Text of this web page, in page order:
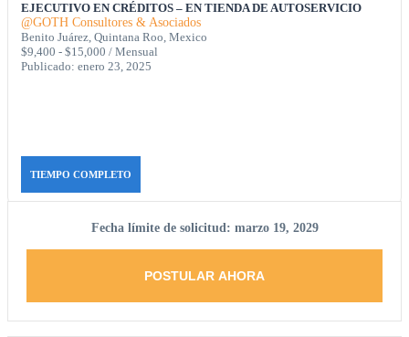
EJECUTIVO EN CRÉDITOS – EN TIENDA DE AUTOSERVICIO
@GOTH Consultores & Asociados
Benito Juárez, Quintana Roo, Mexico
$9,400 - $15,000 / Mensual
Publicado: enero 23, 2025
TIEMPO COMPLETO
Fecha límite de solicitud: marzo 19, 2029
POSTULAR AHORA